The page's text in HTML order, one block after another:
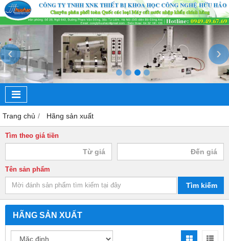
‹ ›
Trang chủ Hãng sản xuất
Tìm theo giá tiền
Tên sản phẩm
Tìm kiếm
HÃNG SẢN XUẤT